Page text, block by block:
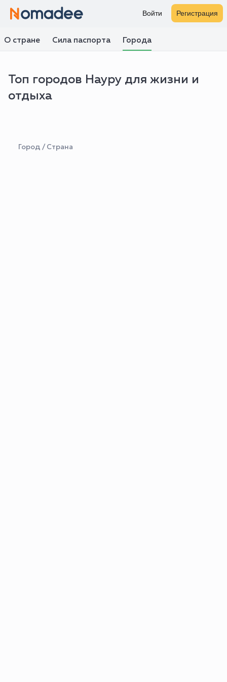
Войти Регистрация
О стране Сила паспорта Города
Топ городов Науру для жизни и
отдыха
Город / Страна